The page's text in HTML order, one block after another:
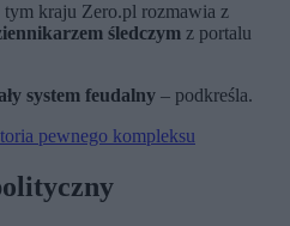
kraju Zero.pl rozmawia z
śledczym z portalu
system feudalny – podkreśla.
pewnego kompleksu